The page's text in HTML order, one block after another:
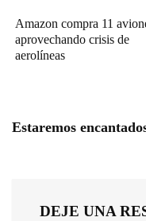
Amazon compra 11
aprovechando crisis de
aerolíneas
Estaremos
DEJE UNA